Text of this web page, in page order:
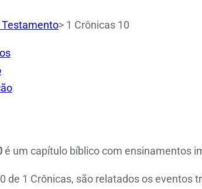
> 1 Crônicas 10
é um capítulo bíblico com ensinamentos
de 1 Crônicas, são relatados os eventos